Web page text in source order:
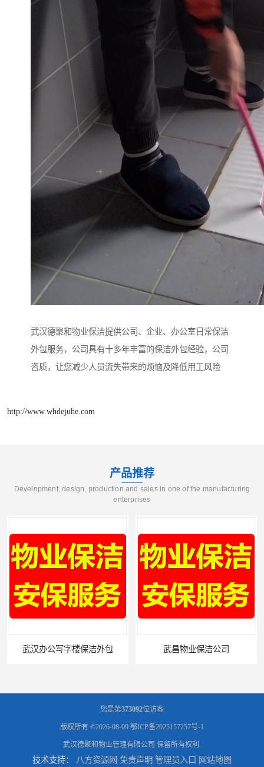
武汉德聚和物业保洁提供公司、企业、办公室日常保洁
外包服务，公司具有十多年丰富的保洁外包经验，公司
咨质，让您减少人员流失带来的烦恼及降低用工风险
http://www.whdejuhe.com
产品推荐
Development, design, production and sales in one of the manufacturing
enterprises
武昌物业保洁公司 武昌专业物业保洁
您是第373092位访客
版权所有 ©2026-08-09 鄂ICP备2025157257号-1
武汉德聚和物业管理有限公司 保留所有权利.
技术支持： 八方资源网 免责声明 管理员入口 网站地图